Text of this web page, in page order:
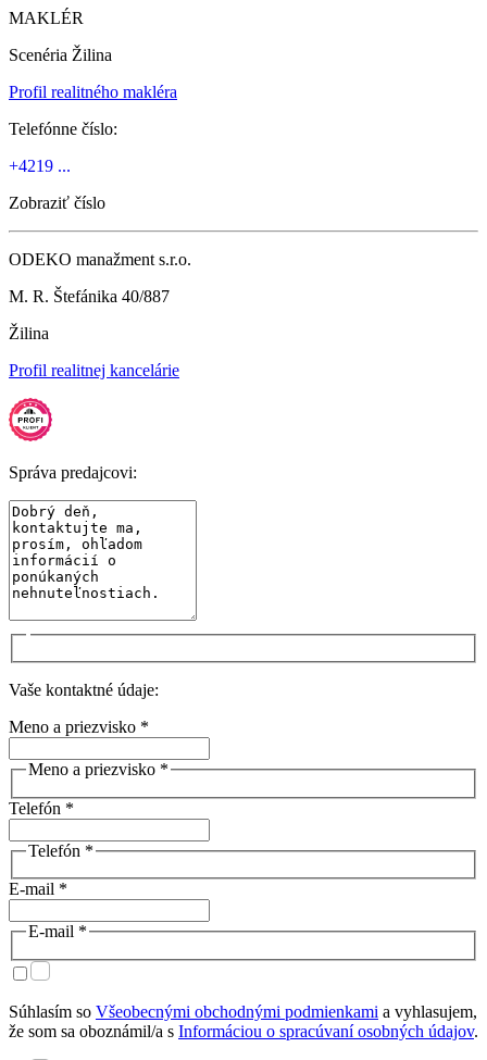
MAKLÉR
Scenéria Žilina
Profil realitného makléra
Telefónne číslo:
+4219 ...
Zobraziť číslo
ODEKO manažment s.r.o.
M. R. Štefánika 40/887
Žilina
Profil realitnej kancelárie
Správa predajcovi:
Vaše kontaktné údaje:
Meno a priezvisko *
Meno a priezvisko *
Telefón *
Telefón *
E-mail *
E-mail *
Súhlasím so Všeobecnými obchodnými podmienkami a vyhlasujem,
že som sa oboznámil/a s Informáciou o spracúvaní osobných údajov.